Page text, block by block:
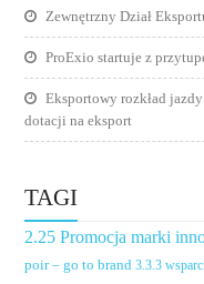
Zewnętrzny Dział
ProExio startuje z
Eksportowy rozkład
dotacji na eksport
TAGI
2.25 Promocja marki
poir – go to brand 3.3.3